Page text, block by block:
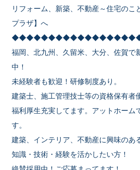
リフォーム、新築、不動産～住宅のこ
プラザ】へ
福岡、北九州、久留米、大分、佐賀で
中！
未経験者も歓迎！研修制度あり。
建築士、施工管理技士等の資格保有者
福利厚生充実してます。アットホーム
す。
建築、インテリア、不動産に興味のあ
知識・技術・経験を活かしたい方！